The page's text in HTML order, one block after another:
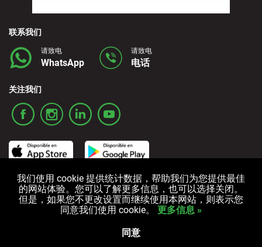
联系我们
请致电
WhatsApp
请致电
电话
关注我们
条款和条件 隐私政策 Cookies政策
All rights reserved © 2006-2025 Alquicoche Rent a Car
我们使用 cookie 提供统计数据，帮助我们为您提供最佳
的网站体验。您可以了解更多信息，也可以选择关闭。
但是，如果您不更改设置而继续使用本网站，则表示您
同意我们使用 cookie。
更多信息 »
同意